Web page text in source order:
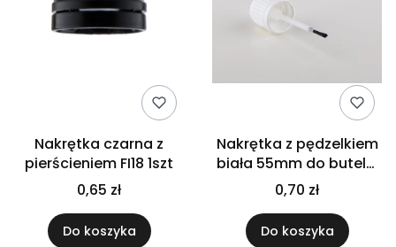
Nakrętka czarna z
pierścieniem FI18 1szt
0,65 zł
Do koszyka
Nakrętka z pędzelkiem
biała 55mm do butelki
10ml
0,70 zł
Do koszyka